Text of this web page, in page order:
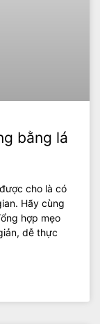
bằng lá
cho là có
Hãy cùng
hợp mẹo
dễ thực